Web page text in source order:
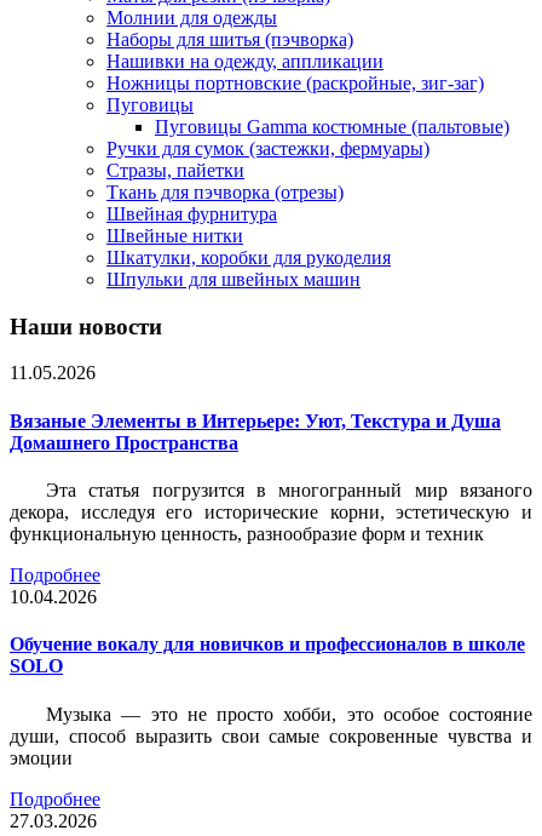
Молнии для одежды
Наборы для шитья (пэчворка)
Нашивки на одежду, аппликации
Ножницы портновские (раскройные, зиг-заг)
Пуговицы
Пуговицы Gamma костюмные (пальтовые)
Ручки для сумок (застежки, фермуары)
Стразы, пайетки
Ткань для пэчворка (отрезы)
Швейная фурнитура
Швейные нитки
Шкатулки, коробки для рукоделия
Шпульки для швейных машин
Наши новости
11.05.2026
Вязаные Элементы в Интерьере: Уют, Текстура и Душа
Домашнего Пространства
Эта статья погрузится в многогранный мир вязаного
декора, исследуя его исторические корни, эстетическую и
функциональную ценность, разнообразие форм и техник
Подробнее
10.04.2026
Обучение вокалу для новичков и профессионалов в школе
SOLO
Музыка — это не просто хобби, это особое состояние
души, способ выразить свои самые сокровенные чувства и
эмоции
Подробнее
27.03.2026